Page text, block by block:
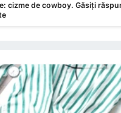
cizme de cowboy. Găsiți